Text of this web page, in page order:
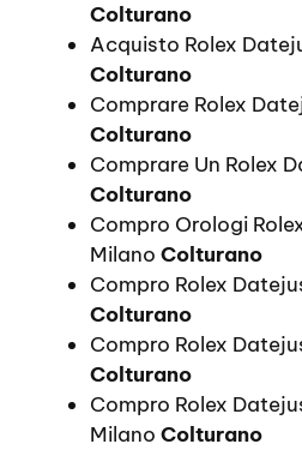
Colturano
Acquisto Rolex
Colturano
Comprare Rolex
Colturano
Comprare Un Rolex
Colturano
Compro Orologi
Milano Colturano
Compro Rolex
Colturano
Compro Rolex
Colturano
Compro Rolex
Milano Colturano